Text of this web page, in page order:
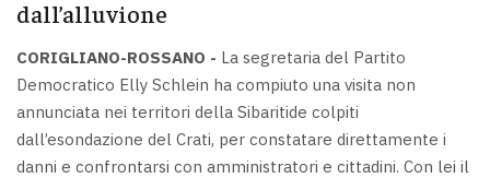
dall’alluvione
CORIGLIANO-ROSSANO - La segretaria del Partito
Democratico Elly Schlein ha compiuto una visita non
annunciata nei territori della Sibaritide colpiti
dall’esondazione del Crati, per constatare direttamente i
danni e confrontarsi con amministratori e cittadini. Con lei il